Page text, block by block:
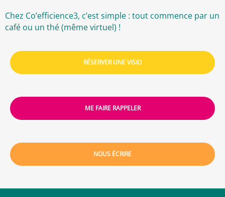
Chez Co’efficience3, c’est simple : tout commence par un
café ou un thé (même virtuel) !
RÉSERVER UNE VISIO
ME FAIRE RAPPELER
NOUS ÉCRIRE